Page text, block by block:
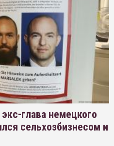
глава немецкого
сельхозбизнесом и